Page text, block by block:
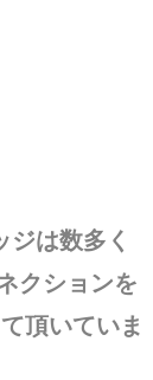
は数多く
クションを
頂いていま